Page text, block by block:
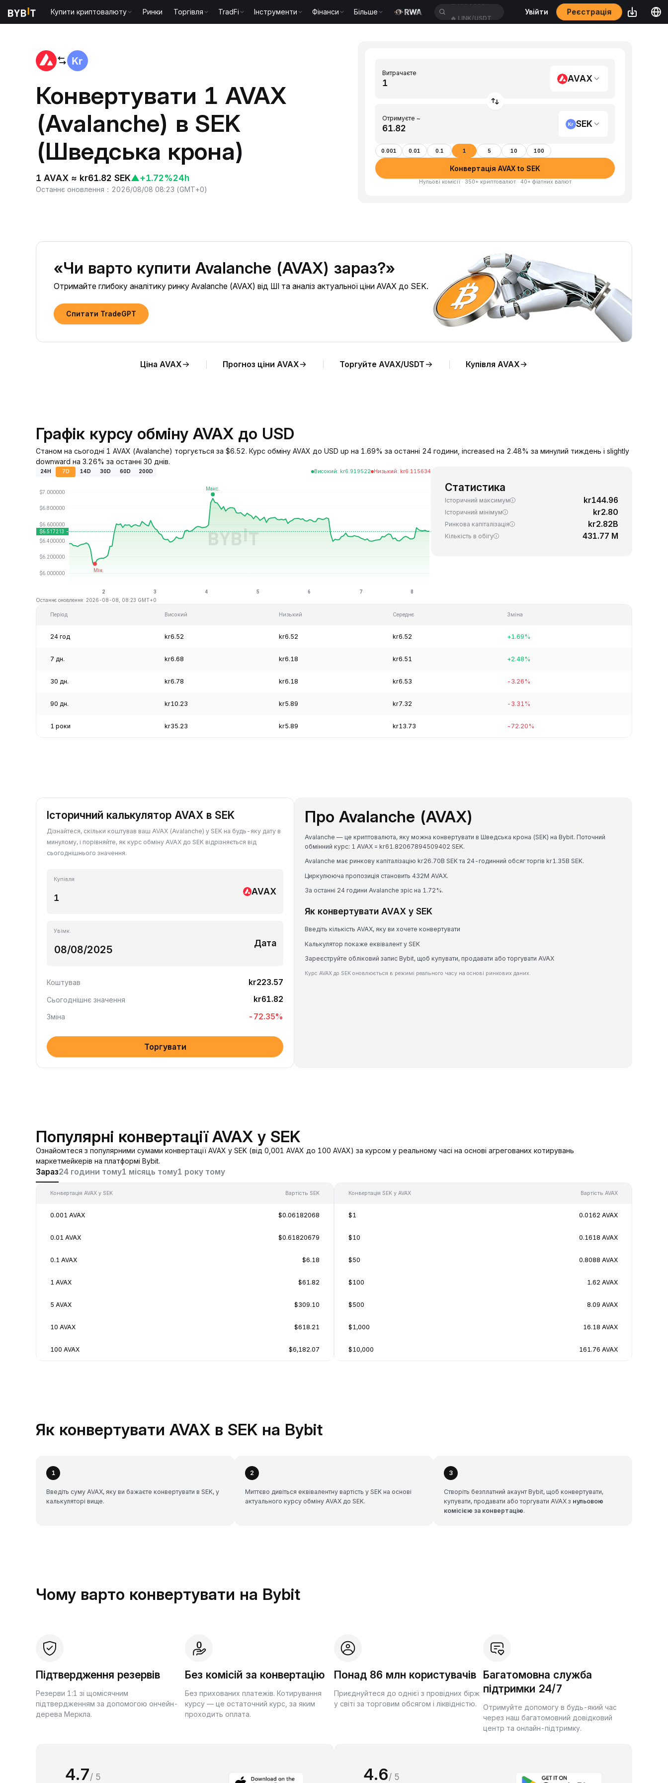
Купити криптовалюту Ринки Торгівля TradFi Інструменти Фінанси Більше Увійти Реєстрація
Конвертувати 1 AVAX
(Avalanche) в SEK
(Шведська крона)
1 AVAX ≈ kr61.82 SEK▲+1.72%24h
Останнє оновлення ： 2026/08/08 08:23 (GMT+0)
Витрачаєте
AVAX
Отримуєте ~
SEK
0.001 0.01 0.1 1 5 10 100
Конвертація AVAX to SEK
Нульові комісії · 350+ криптовалют · 40+ фіатних валют
«Чи варто купити Avalanche (AVAX) зараз?»
Отримайте глибоку аналітику ринку Avalanche (AVAX) від ШІ та аналіз актуальної ціни AVAX до SEK.
Спитати TradeGPT
Ціна AVAX Прогноз ціни AVAX Торгуйте AVAX/USDT Купівля AVAX
Графік курсу обміну AVAX до USD
Станом на сьогодні 1 AVAX (Avalanche) торгується за $6.52. Курс обміну AVAX до USD up на 1.69% за останні 24 години, increased на 2.48% за минулий тиждень і slightly
downward на 3.26% за останні 30 днів.
24H 7D 14D 30D 60D 200D Високий: kr6.919522 Низький: kr6.115634
Останнє оновлення: 2026-08-08, 08:23 GMT+0
Статистика
Історичний максимум kr144.96
Історичний мінімум kr2.80
Ринкова капіталізація kr2.82B
Кількість в обігу 431.77 M
Період Високий Низький Середнє Зміна
24 год kr6.52 kr6.52 kr6.52 +1.69%
7 дн. kr6.68 kr6.18 kr6.51 +2.48%
30 дн. kr6.78 kr6.18 kr6.53 -3.26%
90 дн. kr10.23 kr5.89 kr7.32 -3.31%
1 роки kr35.23 kr5.89 kr13.73 -72.20%
Історичний калькулятор AVAX в SEK
Дізнайтеся, скільки коштував ваш AVAX (Avalanche) у SEK на будь-яку дату в
минулому, і порівняйте, як курс обміну AVAX до SEK відрізняється від
сьогоднішнього значення.
Купівля
AVAX
Увімк.
Дата
Коштував kr223.57
Сьогоднішнє значення kr61.82
Зміна -72.35%
Торгувати
Про Avalanche (AVAX)
Avalanche — це криптовалюта, яку можна конвертувати в Шведська крона (SEK) на Bybit. Поточний
обмінний курс: 1 AVAX = kr61.82067894509402 SEK.
Avalanche має ринкову капіталізацію kr26.70B SEK та 24-годинний обсяг торгів kr1.35B SEK.
Циркулююча пропозиція становить 432M AVAX.
За останні 24 години Avalanche зріс на 1.72%.
Як конвертувати AVAX у SEK
Введіть кількість AVAX, яку ви хочете конвертувати
Калькулятор покаже еквівалент у SEK
Зареєструйте обліковий запис Bybit, щоб купувати, продавати або торгувати AVAX
Курс AVAX до SEK оновлюється в режимі реального часу на основі ринкових даних.
Популярні конвертації AVAX у SEK
Ознайомтеся з популярними сумами конвертації AVAX у SEK (від 0,001 AVAX до 100 AVAX) за курсом у реальному часі на основі агрегованих котирувань
маркетмейкерів на платформі Bybit.
Зараз24 години тому1 місяць тому1 року тому
Конвертація AVAX у SEK Вартість SEK
0.001 AVAX $0.06182068
0.01 AVAX $0.61820679
0.1 AVAX $6.18
1 AVAX $61.82
5 AVAX $309.10
10 AVAX $618.21
100 AVAX $6,182.07
Конвертація SEK у AVAX Вартість AVAX
$1 0.0162 AVAX
$10 0.1618 AVAX
$50 0.8088 AVAX
$100 1.62 AVAX
$500 8.09 AVAX
$1,000 16.18 AVAX
$10,000 161.76 AVAX
Як конвертувати AVAX в SEK на Bybit
1
Введіть суму AVAX, яку ви бажаєте конвертувати в SEK, у
калькуляторі вище.
2
Миттєво дивіться еквівалентну вартість у SEK на основі
актуального курсу обміну AVAX до SEK.
3
Створіть безплатний акаунт Bybit, щоб конвертувати,
купувати, продавати або торгувати AVAX з нульовою
комісією за конвертацію.
Чому варто конвертувати на Bybit
Підтвердження резервів
Резерви 1:1 зі щомісячним
підтвердженням за допомогою ончейн-
дерева Меркла.
Без комісій за конвертацію
Без прихованих платежів. Котирування
курсу — це остаточний курс, за яким
проходить оплата.
Понад 86 млн користувачів
Приєднуйтеся до однієї з провідних бірж
у світі за торговим обсягом і ліквідністю.
Багатомовна служба
підтримки 24/7
Отримуйте допомогу в будь-який час
через наш багатомовний довідковий
центр та онлайн-підтримку.
4.7/ 5 4.6/ 5